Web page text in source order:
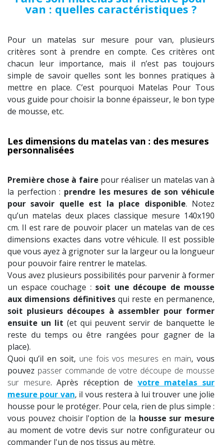
van : quelles caractéristiques ?
Pour un matelas sur mesure pour van, plusieurs
critères sont à prendre en compte. Ces critères ont
chacun leur importance, mais il n’est pas toujours
simple de savoir quelles sont les bonnes pratiques à
mettre en place. C’est pourquoi Matelas Pour Tous
vous guide pour choisir la bonne épaisseur, le bon type
de mousse, etc.
Les dimensions du matelas van : des mesures
personnalisées
Première chose à faire pour réaliser un matelas van à
la perfection : prendre les mesures de son véhicule
pour savoir quelle est la place disponible. Notez
qu’un matelas deux places classique mesure 140x190
cm. Il est rare de pouvoir placer un matelas van de ces
dimensions exactes dans votre véhicule. Il est possible
que vous ayez à grignoter sur la largeur ou la longueur
pour pouvoir faire rentrer le matelas.
Vous avez plusieurs possibilités pour parvenir à former
un espace couchage : soit une découpe de mousse
aux dimensions définitivesqui reste en permanence,
soit plusieurs découpes à assembler pour former
ensuite un lit (et qui peuvent servir de banquette le
reste du temps ou être rangées pour gagner de la
place).
Quoi qu’il en soit, une fois vos mesures en main, vous
pouvez passer commande de votre découpe de mousse
sur mesure. Après réception de votre matelas sur
mesure pour van, il vous restera à lui trouver une jolie
housse pour le protéger. Pour cela, rien de plus simple :
vous pouvez choisir l'option de la housse sur mesure
au moment de votre devis sur notre configurateur ou
commander l'un de nos tissus au mètre.